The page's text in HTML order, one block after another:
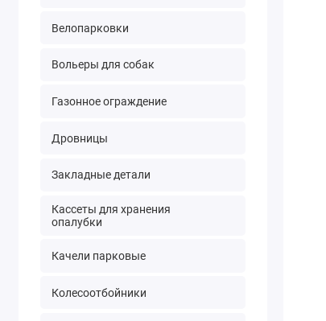
Велопарковки
Вольеры для собак
Газонное ограждение
Дровницы
Закладные детали
Кассеты для хранения
опалубки
Качели парковые
Колесоотбойники